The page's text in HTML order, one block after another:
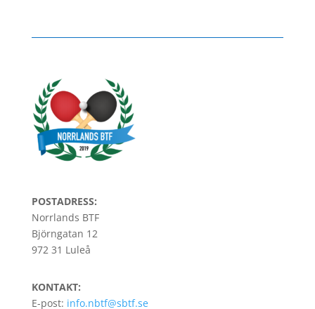
POSTADRESS:
Norrlands BTF
Björngatan 12
972 31 Luleå
KONTAKT:
E-post: info.nbtf@sbtf.se